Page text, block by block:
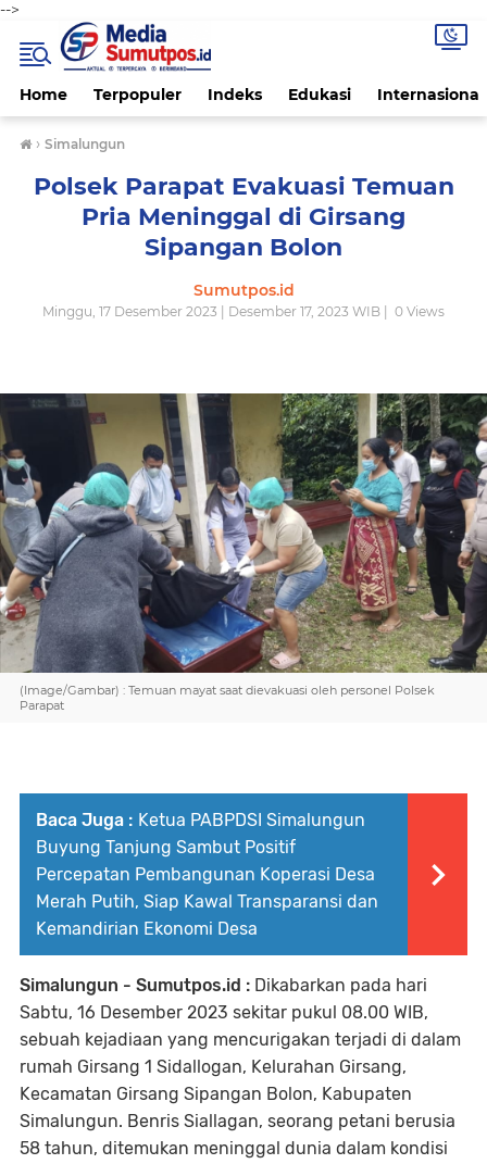
-->
Home Terpopuler Indeks Edukasi Internasional
› Simalungun
Polsek Parapat Evakuasi Temuan
Pria Meninggal di Girsang
Sipangan Bolon
Sumutpos.id
Minggu, 17 Desember 2023 | Desember 17, 2023 WIB | 0 Views
(Image/Gambar) : Temuan mayat saat dievakuasi oleh personel Polsek
Parapat
Baca Juga : Ketua PABPDSI Simalungun
Buyung Tanjung Sambut Positif
Percepatan Pembangunan Koperasi Desa
Merah Putih, Siap Kawal Transparansi dan
Kemandirian Ekonomi Desa
Simalungun - Sumutpos.id : Dikabarkan pada hari
Sabtu, 16 Desember 2023 sekitar pukul 08.00 WIB,
sebuah kejadiaan yang mencurigakan terjadi di dalam
rumah Girsang 1 Sidallogan, Kelurahan Girsang,
Kecamatan Girsang Sipangan Bolon, Kabupaten
Simalungun. Benris Siallagan, seorang petani berusia
58 tahun, ditemukan meninggal dunia dalam kondisi